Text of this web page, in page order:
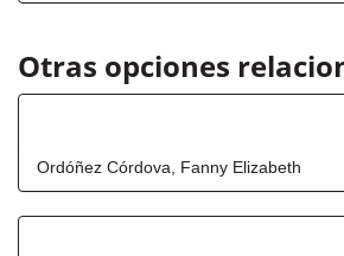
Otras opciones
Ordóñez Córdova, Fanny Elizabeth